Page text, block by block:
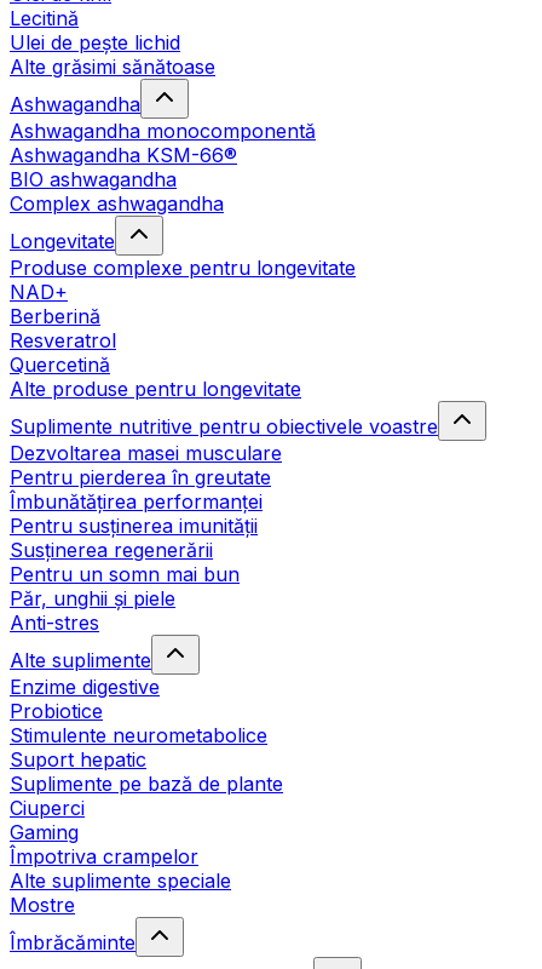
Lecitină
Ulei de pește lichid
Alte grăsimi sănătoase
Ashwagandha
Ashwagandha monocomponentă
Ashwagandha KSM-66®
BIO ashwagandha
Complex ashwagandha
Longevitate
Produse complexe pentru longevitate
NAD+
Berberină
Resveratrol
Quercetină
Alte produse pentru longevitate
Suplimente nutritive pentru obiectivele voastre
Dezvoltarea masei musculare
Pentru pierderea în greutate
Îmbunătățirea performanței
Pentru susținerea imunității
Susținerea regenerării
Pentru un somn mai bun
Păr, unghii și piele
Anti-stres
Alte suplimente
Enzime digestive
Probiotice
Stimulente neurometabolice
Suport hepatic
Suplimente pe bază de plante
Ciuperci
Gaming
Împotriva crampelor
Alte suplimente speciale
Mostre
Îmbrăcăminte